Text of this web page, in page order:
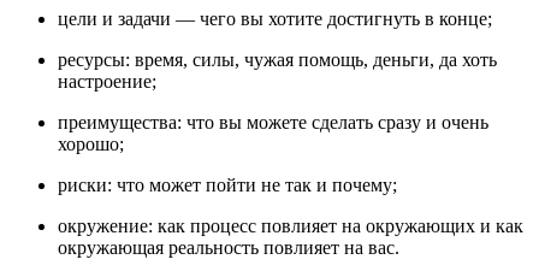
цели и задачи — чего вы хотите достигнуть в конце;
ресурсы: время, силы, чужая помощь, деньги, да хоть
настроение;
преимущества: что вы можете сделать сразу и очень
хорошо;
риски: что может пойти не так и почему;
окружение: как процесс повлияет на окружающих и как
окружающая реальность повлияет на вас.